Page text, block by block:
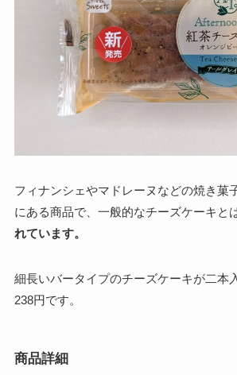
フィナンシェやマドレーヌなどの焼き菓
にある商品で、一般的なチーズケーキと
れています。
細長いバータイプのチーズケーキが二本
238円です。
商品詳細